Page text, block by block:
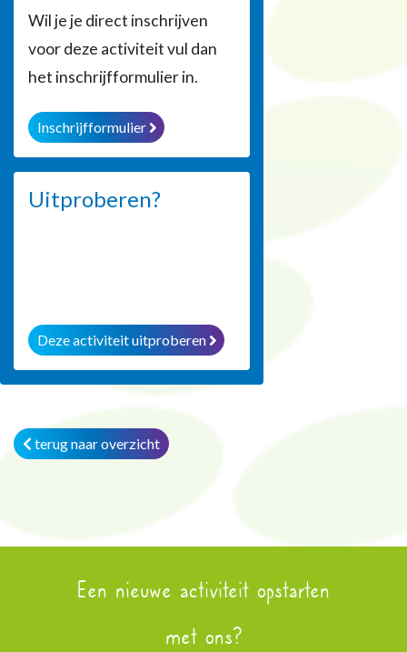
Wil je je direct inschrijven
voor deze activiteit vul dan
het inschrijfformulier in.
Inschrijfformulier
Uitproberen?
Deze activiteit uitproberen
terug naar overzicht
Een nieuwe activiteit opstarten
met ons?